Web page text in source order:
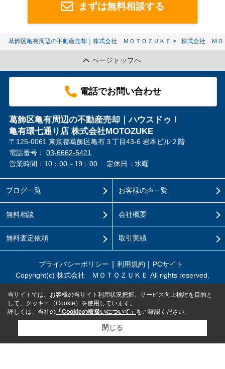
まずは無料相談する
葛飾区亀有周辺の不動産売却｜株式会社 ＭＯＴＯＺＵＫＥ 株式会社 ＭＯ
ページトップへ
電話でお問い合わせ
葛飾区亀有周辺の不動産売却｜ハウスドゥ！
亀有環七通り店 株式会社MOTOZUKE
〒125-0061 東京都葛飾区亀有３丁目43-6 岩本ビル２階
電話番号： 03-6662-5421
営業時間：10：00～19：00
定休日：水曜
ブログ一覧
無料相談
無料査定依頼
お客様の声一覧
会社概要
取引実績
プライバシーポリシー 利用規約
PCサイト
Copyright(c) 株式会社 ＭＯＴＯＺＵＫＥ All rights reserved.
当サイトでは、お客様の当サイト利用状況把握、サービス向上検討を目的と
して、クッキー（Cookie）を使用しています。
詳しくは、当社の 「Cookieの取扱いについて」 をご確認ください。
閉じる